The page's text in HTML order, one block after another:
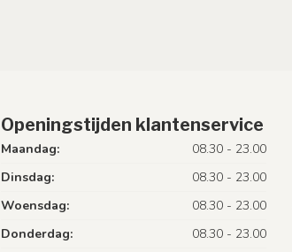
Openingstijden klantenservice
Maandag:
08.30 - 23.00
Dinsdag:
08.30 - 23.00
Woensdag:
08.30 - 23.00
Donderdag:
08.30 - 23.00